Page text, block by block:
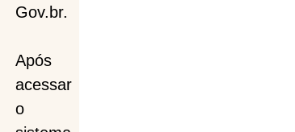
Gov.br.
Após
acessar
o